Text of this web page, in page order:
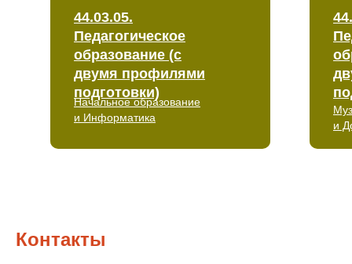
Начальное образование
и Информатика
44.03.05.
Педагогическое
образование (с
двумя профилями
подготовки)
и
Контакты